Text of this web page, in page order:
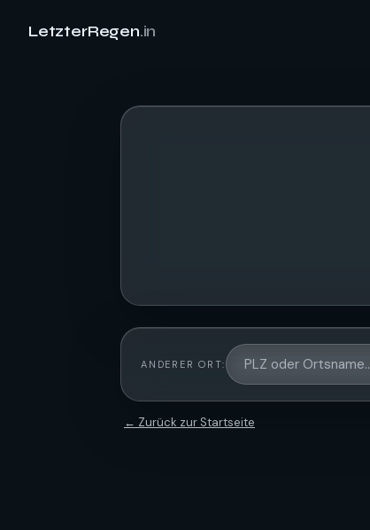
LetzterRegen.in
ANDERER ORT:
← Zurück zur Startseite